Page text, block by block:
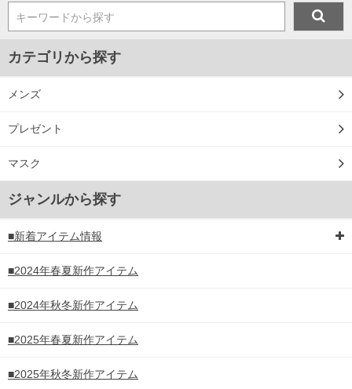
キーワードから探す
カテゴリから探す
メンズ
プレゼント
マスク
ジャンルから探す
■新着アイテム情報
■2024年春夏新作アイテム
■2024年秋冬新作アイテム
■2025年春夏新作アイテム
■2025年秋冬新作アイテム